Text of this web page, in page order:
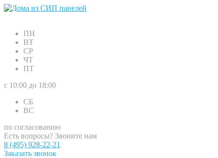
ПН
ВТ
СР
ЧТ
ПТ
с 10:00 до 18:00
СБ
ВС
по согласованию
Есть вопросы? Звоните нам
8 (495) 928-22-21
Заказать звонок